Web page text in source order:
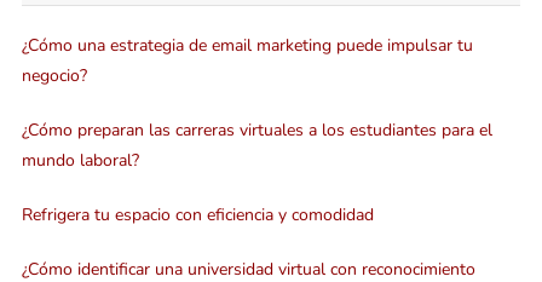
¿Cómo una estrategia de email marketing puede impulsar tu
negocio?
¿Cómo preparan las carreras virtuales a los estudiantes para el
mundo laboral?
Refrigera tu espacio con eficiencia y comodidad
¿Cómo identificar una universidad virtual con reconocimiento